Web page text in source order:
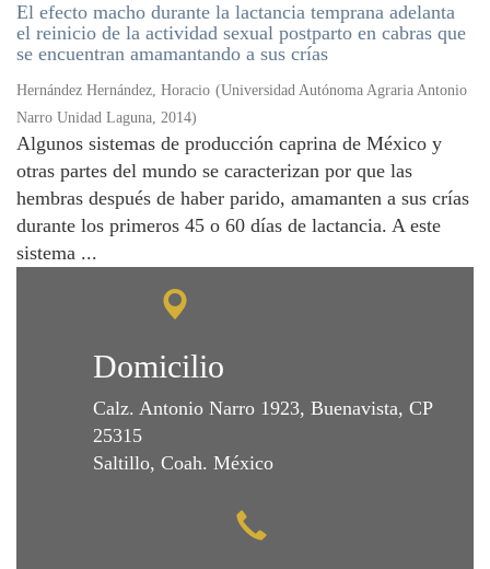
El efecto macho durante la lactancia temprana adelanta
el reinicio de la actividad sexual postparto en cabras que
se encuentran amamantando a sus crías
Hernández Hernández, Horacio (Universidad Autónoma Agraria Antonio
Narro Unidad Laguna, 2014)
Algunos sistemas de producción caprina de México y
otras partes del mundo se caracterizan por que las
hembras después de haber parido, amamanten a sus crías
durante los primeros 45 o 60 días de lactancia. A este
sistema ...
Domicilio
Calz. Antonio Narro 1923, Buenavista, CP
25315
Saltillo, Coah. México